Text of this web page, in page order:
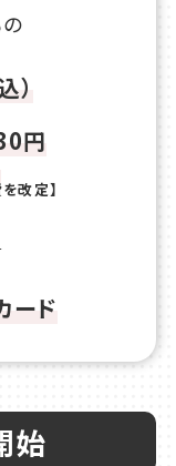
）
円
改定】
ード
始